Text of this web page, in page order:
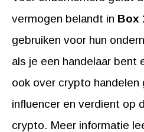
vermogen belandt in Box
gebruiken voor hun
als je een handelaar bent
ook over crypto handelen
influencer en verdient op
crypto. Meer informatie